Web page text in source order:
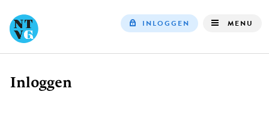
INLOGGEN MENU
Kruimelpad
Inloggen